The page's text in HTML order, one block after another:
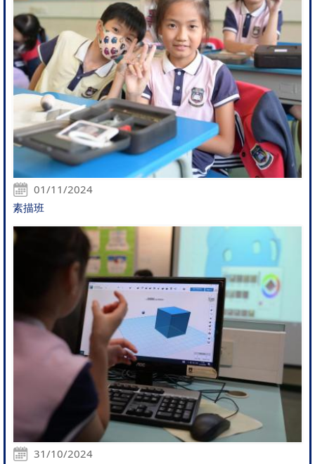
01/11/2024
素描班
31/10/2024